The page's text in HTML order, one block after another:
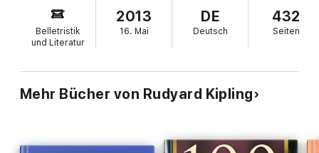
Belletristik
und Literatur
2013
16. Mai
DE
Deutsch
432
Seiten
Mehr Bücher von Rudyard Kipling